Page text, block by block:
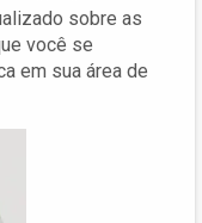
sobre as
você se
em sua área de